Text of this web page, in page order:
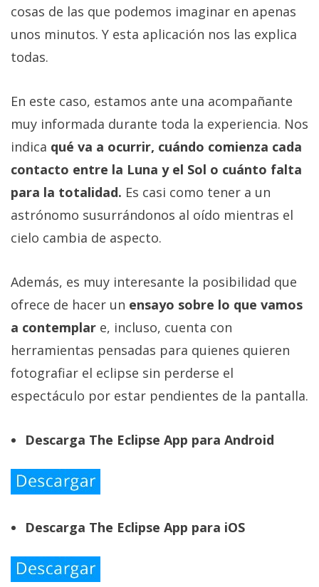
cosas de las que podemos imaginar en apenas
unos minutos. Y esta aplicación nos las explica
todas.
En este caso, estamos ante una acompañante
muy informada durante toda la experiencia. Nos
indica qué va a ocurrir, cuándo comienza cada
contacto entre la Luna y el Sol o cuánto falta
para la totalidad. Es casi como tener a un
astrónomo susurrándonos al oído mientras el
cielo cambia de aspecto.
Además, es muy interesante la posibilidad que
ofrece de hacer un ensayo sobre lo que vamos
a contemplar e, incluso, cuenta con
herramientas pensadas para quienes quieren
fotografiar el eclipse sin perderse el
espectáculo por estar pendientes de la pantalla.
Descarga The Eclipse App para Android
Descarga The Eclipse App para iOS